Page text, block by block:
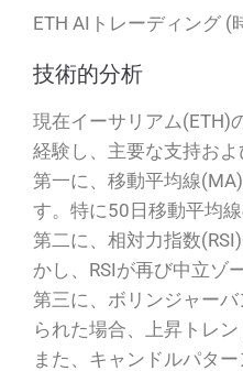
ETH AIトレーディング (
技術的分析
現在イーサリアム(ETH)
経験し、主要な支持お
第一に、移動平均線
す。特に50日移動平均
第二に、相対力指数
かし、RSIが再び中立ゾ
第三に、ボリンジャー
られた場合、上昇トレ
また、キャンドルパタ